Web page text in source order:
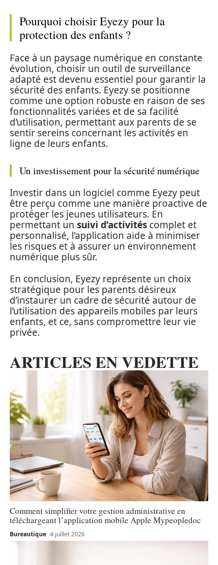
Pourquoi choisir Eyezy pour la
protection des enfants ?
Face à un paysage numérique en constante
évolution, choisir un outil de surveillance
adapté est devenu essentiel pour garantir la
sécurité des enfants. Eyezy se positionne
comme une option robuste en raison de ses
fonctionnalités variées et de sa facilité
d’utilisation, permettant aux parents de se
sentir sereins concernant les activités en
ligne de leurs enfants.
Un investissement pour la sécurité numérique
Investir dans un logiciel comme Eyezy peut
être perçu comme une manière proactive de
protéger les jeunes utilisateurs. En
permettant un suivi d’activités complet et
personnalisé, l’application aide à minimiser
les risques et à assurer un environnement
numérique plus sûr.
En conclusion, Eyezy représente un choix
stratégique pour les parents désireux
d’instaurer un cadre de sécurité autour de
l’utilisation des appareils mobiles par leurs
enfants, et ce, sans compromettre leur vie
privée.
ARTICLES EN VEDETTE
Comment simplifier votre gestion administrative en
téléchargeant l’application mobile Apple Mypeopledoc
Bureautique 4 juillet 2026